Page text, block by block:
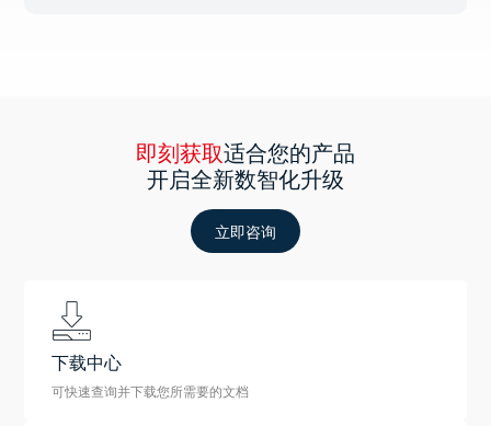
即刻获取适合您的产品
开启全新数智化升级
立即咨询
下载中心
可快速查询并下载您所需要的文档